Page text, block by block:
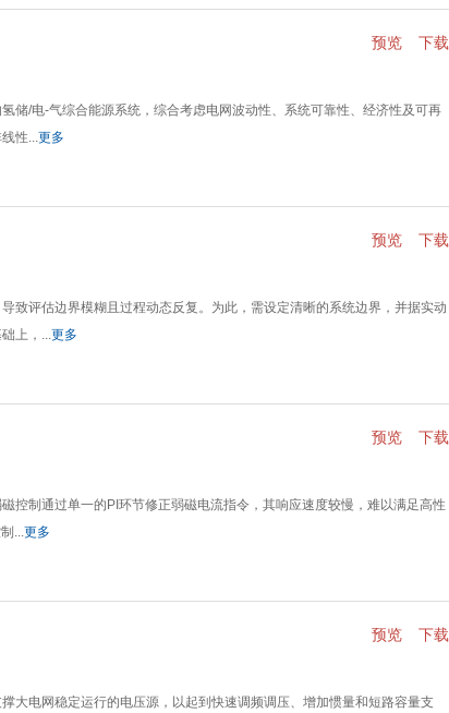
下载
预览
储/电-气综合能源系统，综合考虑电网波动性、系统可靠性、经济性及可再
性...更多
下载
预览
致评估边界模糊且过程动态反复。为此，需设定清晰的系统边界，并据实动
上，...更多
下载
预览
控制通过单一的PI环节修正弱磁电流指令，其响应速度较慢，难以满足高性
...更多
下载
预览
大电网稳定运行的电压源，以起到快速调频调压、增加惯量和短路容量支